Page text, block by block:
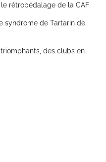
le rétropédalage de la CAF
syndrome de Tartarin de
des clubs en